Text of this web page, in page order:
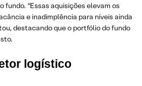
fundo. “Essas aquisições elevam os
e inadimplência para níveis ainda
destacando que o portfólio do fundo
logístico